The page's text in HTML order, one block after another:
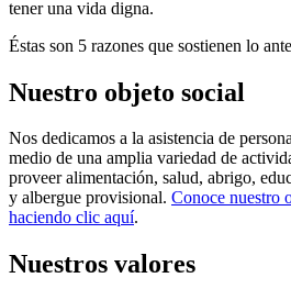
tener una vida digna.
Éstas son 5 razones que sostienen lo
Nuestro objeto social
Nos dedicamos a la asistencia de
medio de una amplia variedad de
proveer alimentación, salud, abrigo,
y albergue provisional. Conoce nuestro
haciendo clic aquí.
Nuestros valores